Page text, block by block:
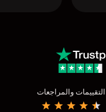
التقييمات والمراجعات